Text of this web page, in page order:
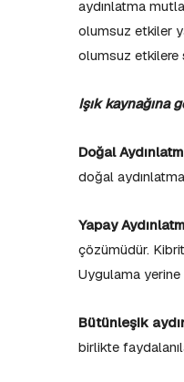
aydınlatma
olumsuz etkiler
olumsuz etkilere
Işık kaynağına
Doğal
doğal
Yapay
çözümüdür.
Uygulama yerine
Bütünleşik
birlikte